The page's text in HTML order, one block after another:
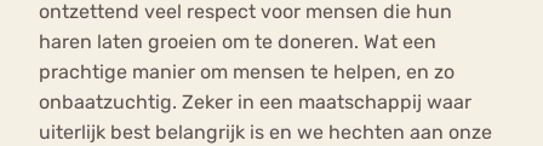
ontzettend veel respect voor mensen die hun
haren laten groeien om te doneren. Wat een
prachtige manier om mensen te helpen, en zo
onbaatzuchtig. Zeker in een maatschappij waar
uiterlijk best belangrijk is en we hechten aan onze